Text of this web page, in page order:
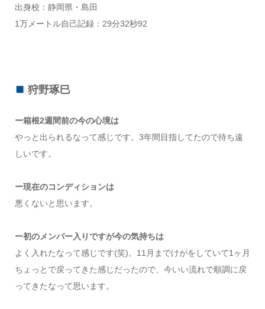
出身校：静岡県・島田
1万メートル自己記録：29分32秒92
狩野琢巳
ー箱根2週間前の今の心境は
やっと出られるなって感じです。3年間目指してたので待ち遠
しいです。
ー現在のコンディションは
悪くないと思います。
ー初のメンバー入りですが今の気持ちは
よく入れたなって感じです(笑)。11月までけがをしていて1ヶ月
ちょっとで戻ってきた感じだったので、今いい流れで順調に戻
ってきたなって思います。